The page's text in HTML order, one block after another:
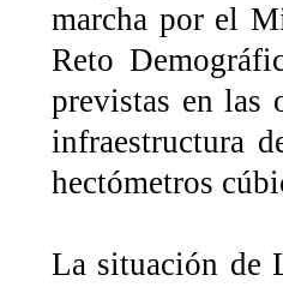
marcha por el
Reto
previstas en las
infraestructura
hectómetros
La situación de